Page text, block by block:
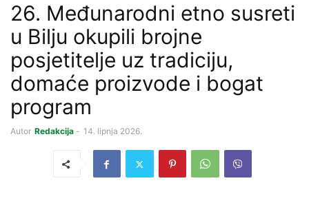
26. Međunarodni etno susreti
u Bilju okupili brojne
posjetitelje uz tradiciju,
domaće proizvode i bogat
program
Autor Redakcija - 14. lipnja 2026.